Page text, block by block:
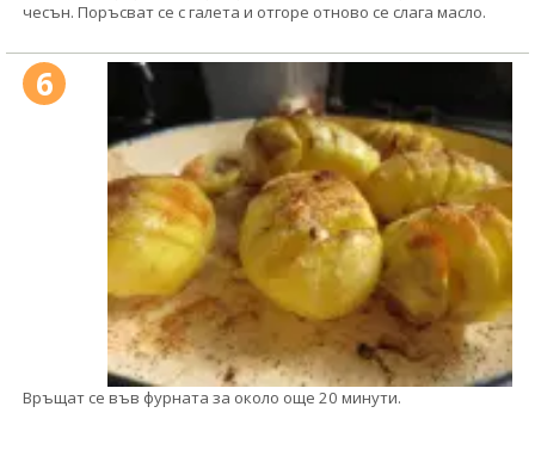
чесън. Поръсват се с галета и отгоре отново се слага масло.
6
Връщат се във фурната за около още 20 минути.